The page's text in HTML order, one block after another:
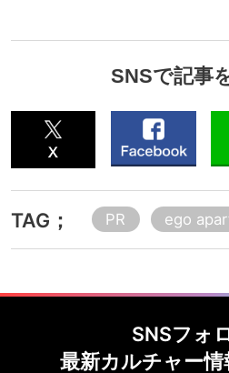
SNSで記事
TAG； PR ego
SNSフォ
最新カルチャー情